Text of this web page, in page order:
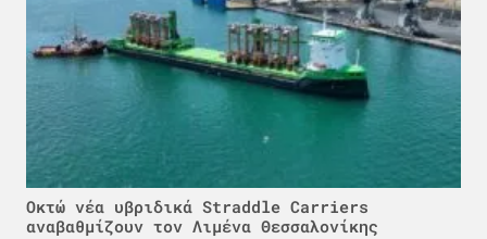
Οκτώ νέα υβριδικά Straddle Carriers
αναβαθμίζουν τον Λιμένα Θεσσαλονίκης